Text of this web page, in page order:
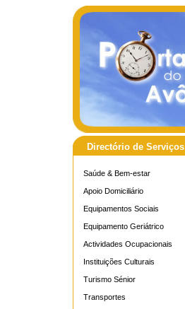
Directório de Serviços
Saúde & Bem-estar
Apoio Domiciliário
Equipamentos Sociais
Equipamento Geriátrico
Actividades Ocupacionais
Instituições Culturais
Turismo Sénior
Transportes